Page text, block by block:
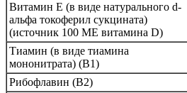
Витамин E (в виде натурального d-
альфа токоферил сукцината)
(источник 100 МЕ витамина D)
Тиамин (в виде тиамина
мононитрата) (B1)
Рибофлавин (B2)